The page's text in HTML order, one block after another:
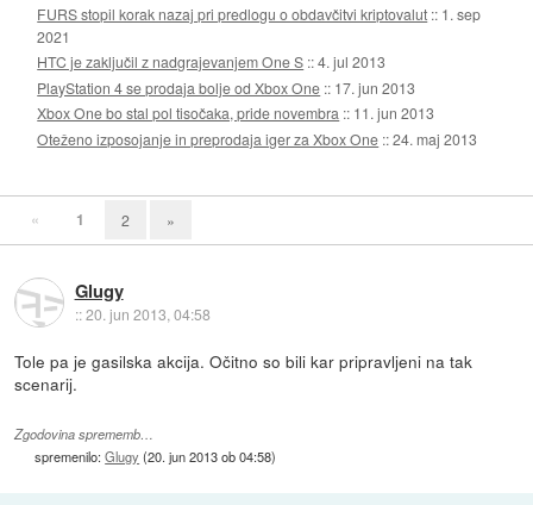
FURS stopil korak nazaj pri predlogu o obdavčitvi kriptovalut :: 1. sep
2021
HTC je zaključil z nadgrajevanjem One S ::4. jul 2013
PlayStation 4 se prodaja bolje od Xbox One :: 17. jun 2013
Xbox One bo stal pol tisočaka, pride novembra :: 11. jun 2013
Oteženo izposojanje in preprodaja iger za Xbox One ::24. maj 2013
« 1 2 »
Glugy
::20. jun 2013, 04:58
Tole pa je gasilska akcija. Očitno so bili kar pripravljeni na tak
scenarij.
Zgodovina sprememb…
spremenilo:Glugy (20. jun 2013 ob 04:58)